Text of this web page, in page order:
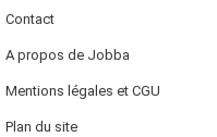
Contact
A propos de Jobba
Mentions légales et CGU
Plan du site